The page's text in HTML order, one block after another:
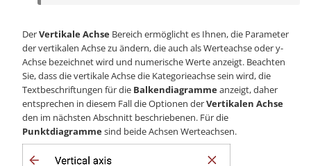
DerVertikale Achse Bereich ermöglicht es Ihnen, die Parameter
der vertikalen Achse zu ändern, die auch als Werteachse oder y-
Achse bezeichnet wird und numerische Werte anzeigt. Beachten
Sie, dass die vertikale Achse die Kategorieachse sein wird, die
Textbeschriftungen für die Balkendiagrammeanzeigt, daher
entsprechen in diesem Fall die Optionen derVertikalen Achse
den im nächsten Abschnitt beschriebenen. Für die
Punktdiagrammesind beide Achsen Werteachsen.